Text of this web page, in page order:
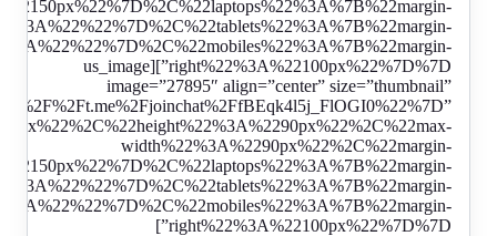
right%22%3A%22100px%22%7D%7D”][us_image
image=”27895″ align=”center” size=”thumbnail”
width%22%3A%2290px%22%2C%22margin-
right%22%3A%22100px%22%7D%7D”]